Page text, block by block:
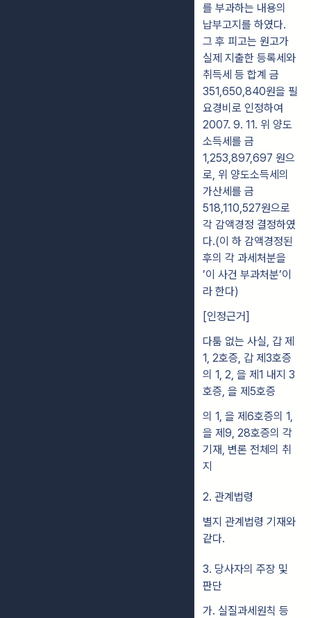
를 부과하는 내용의
납부고지를 하였다.
그 후 피고는 원고가
실제 지출한 등록세와
취득세 등 합계 금
351,650,840원을 필
요경비로 인정하여
2007. 9. 11. 위 양도
소득세를 금
1,253,897,697 원으
로, 위 양도소득세의
가산세를 금
518,110,527원으로
각 감액경정 결정하였
다.(이 하 감액경정된
후의 각 과세처분을
’이 사건 부과처분’이
라 한다)
[인정근거]
다툼 없는 사실, 갑 제
1, 2호증, 갑 제3호증
의 1, 2, 을 제1 내지 3
호증, 을 제5호증
의 1, 을 제6호증의 1,
을 제9, 28호증의 각
기재, 변론 전체의 취
지
2. 관계법령
별지 관계법령 기재와
같다.
3. 당사자의 주장 및
판단
가. 실질과세원칙 등